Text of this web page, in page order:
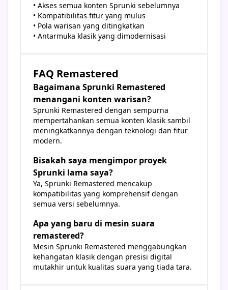
• Akses semua konten Sprunki sebelumnya
• Kompatibilitas fitur yang mulus
• Pola warisan yang ditingkatkan
• Antarmuka klasik yang dimodernisasi
FAQ Remastered
Bagaimana Sprunki Remastered
menangani konten warisan?
Sprunki Remastered dengan sempurna
mempertahankan semua konten klasik sambil
meningkatkannya dengan teknologi dan fitur
modern.
Bisakah saya mengimpor proyek
Sprunki lama saya?
Ya, Sprunki Remastered mencakup
kompatibilitas yang komprehensif dengan
semua versi sebelumnya.
Apa yang baru di mesin suara
remastered?
Mesin Sprunki Remastered menggabungkan
kehangatan klasik dengan presisi digital
mutakhir untuk kualitas suara yang tiada tara.